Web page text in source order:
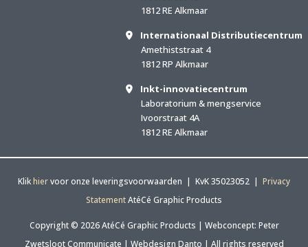
1812 RE Alkmaar
Internationaal Distributiecentrum
Amethiststraat 4
1812 RP Alkmaar
Inkt-innovatiecentrum
Laboratorium & mengservice
Ivoorstraat 4A
1812 RE Alkmaar
Klikhiervoor onze leveringsvoorwaarden | KvK 35023052 | Privacy
StatementAtéCé Graphic Products
Copyright © 2026 AtéCé Graphic Products | Webconcept: Peter
Zwetsloot Communicate | Webdesign Danto | All rights reserved